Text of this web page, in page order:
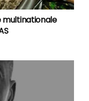
multinationale